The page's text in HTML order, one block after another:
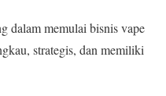
dalam memulai bisnis vape
strategis, dan memiliki